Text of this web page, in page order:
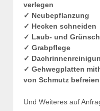
verlegen
✓ Neubepflanzung
✓ Hecken schneiden
✓ Laub- und
✓ Grabpflege
✓
✓ Gehwegplatten
von Schmutz befreien
Und Weiteres auf